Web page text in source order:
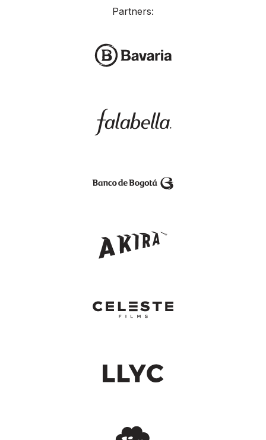
Partners: